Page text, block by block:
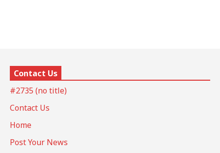
Contact Us
#2735 (no title)
Contact Us
Home
Post Your News